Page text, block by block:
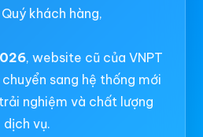
khách hàng,
, website cũ của VNPT
sang hệ thống mới
nghiệm và chất lượng
dịch vụ.